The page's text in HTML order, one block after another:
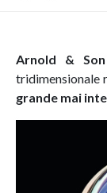
Arnold & Son
tridimensionale
grande mai